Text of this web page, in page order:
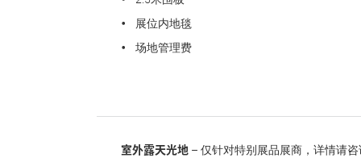
展位内地毯
场地管理费
室外露天光地 – 仅针对特别展品展商，详情请